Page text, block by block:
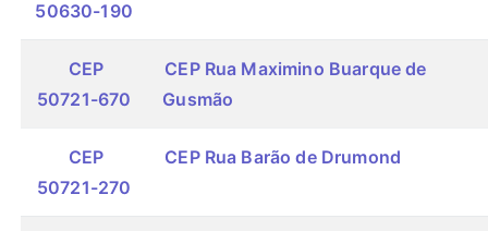
50630-190
CEP
50721-670
CEP Rua Maximino Buarque de
Gusmão
CEP
50721-270
CEP Rua Barão de Drumond